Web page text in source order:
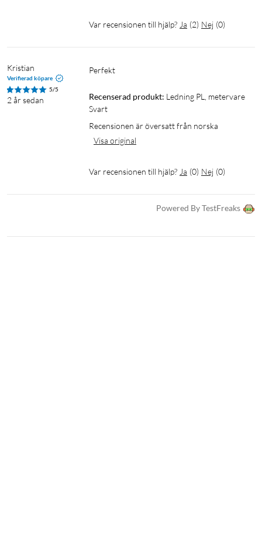
Var recensionen till hjälp? Ja (2) Nej (0)
Kristian
Verifierad köpare
5/5
2 år sedan
Perfekt
Recenserad produkt: Ledning PL, metervare
Svart
Recensionen är översatt från norska
Visa original
Var recensionen till hjälp? Ja (0) Nej (0)
Powered By TestFreaks